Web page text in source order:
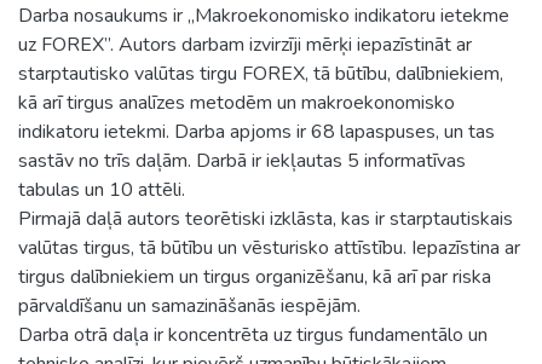
Darba nosaukums ir „Makroekonomisko indikatoru ietekme
uz FOREX”. Autors darbam izvirzīji mērķi iepazīstināt ar
starptautisko valūtas tirgu FOREX, tā būtību, dalībniekiem,
kā arī tirgus analīzes metodēm un makroekonomisko
indikatoru ietekmi. Darba apjoms ir 68 lapaspuses, un tas
sastāv no trīs daļām. Darbā ir iekļautas 5 informatīvas
tabulas un 10 attēli.
Pirmajā daļā autors teorētiski izklāsta, kas ir starptautiskais
valūtas tirgus, tā būtību un vēsturisko attīstību. Iepazīstina ar
tirgus dalībniekiem un tirgus organizēšanu, kā arī par riska
pārvaldīšanu un samazināšanās iespējām.
Darba otrā daļa ir koncentrēta uz tirgus fundamentālo un